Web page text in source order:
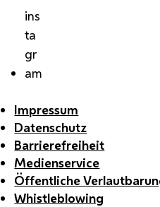
ins
ta
gr
am
Impressum
Datenschutz
Barrierefreiheit
Medienservice
Öffentliche
Whistleblowing